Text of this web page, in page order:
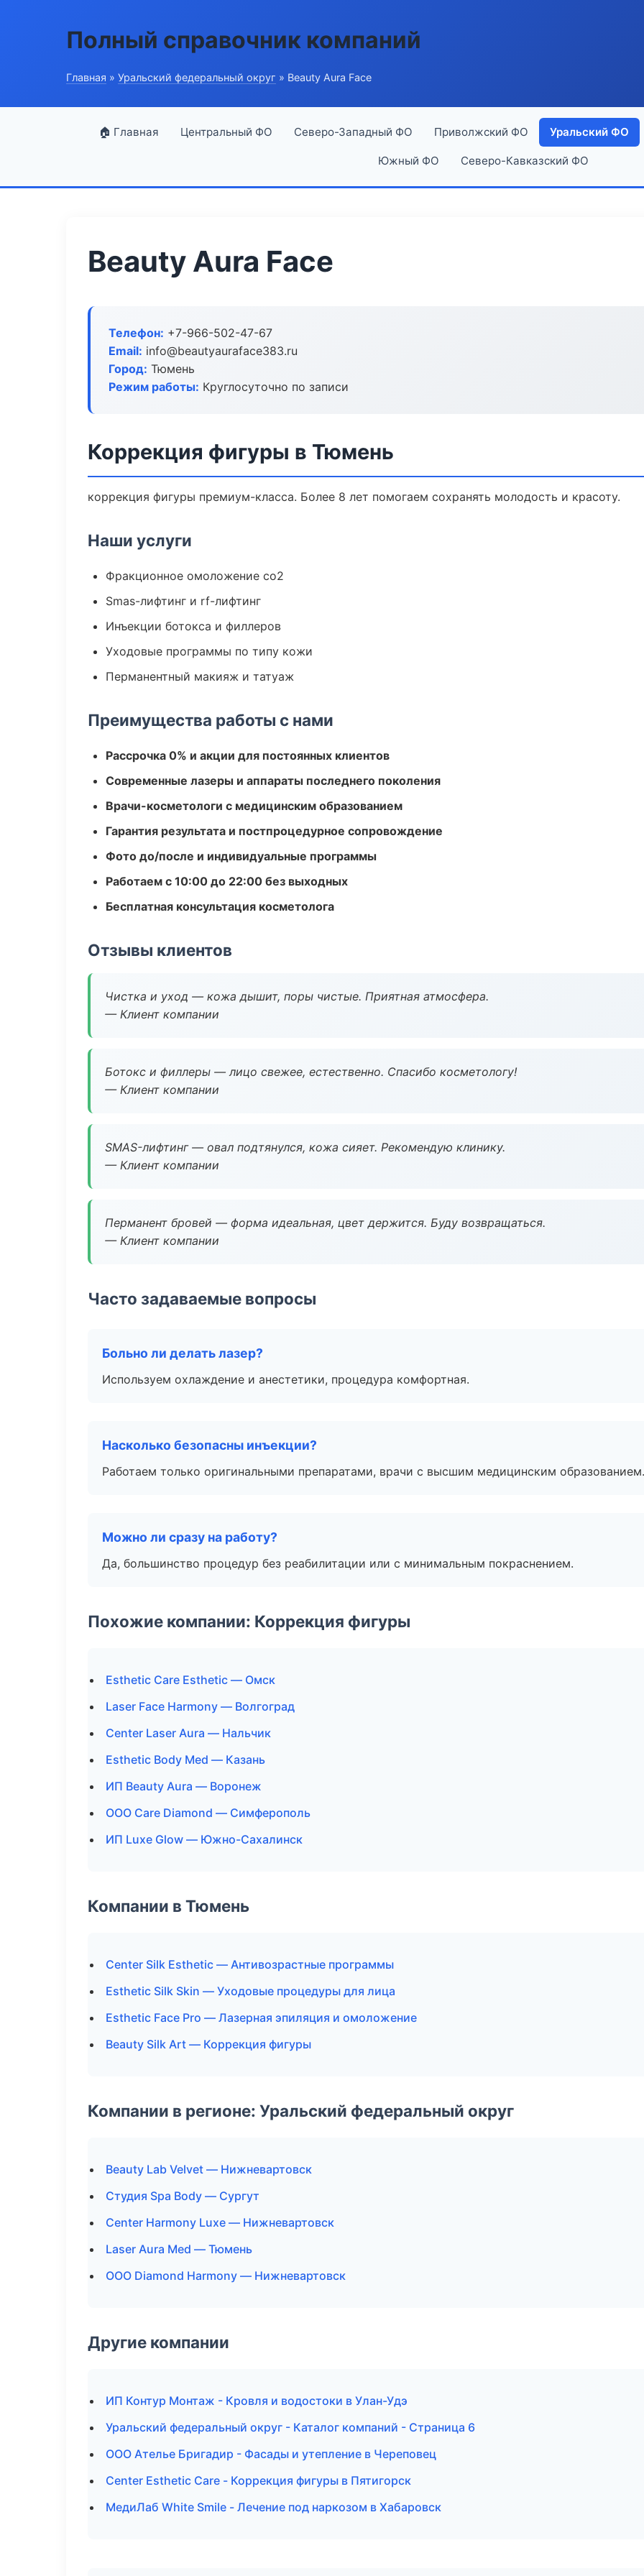
Полный справочник компаний
Главная » Уральский федеральный округ » Beauty Aura Face
🏠 Главная Центральный ФО Северо-Западный ФО Приволжский ФО Уральский ФО
Южный ФО Северо-Кавказский ФО
Beauty Aura Face
Телефон: +7-966-502-47-67
Email: info@beautyauraface383.ru
Город: Тюмень
Режим работы: Круглосуточно по записи
Коррекция фигуры в Тюмень
коррекция фигуры премиум-класса. Более 8 лет помогаем сохранять молодость и красоту.
Наши услуги
Фракционное омоложение co2
Smas-лифтинг и rf-лифтинг
Инъекции ботокса и филлеров
Уходовые программы по типу кожи
Перманентный макияж и татуаж
Преимущества работы с нами
Рассрочка 0% и акции для постоянных клиентов
Современные лазеры и аппараты последнего поколения
Врачи-косметологи с медицинским образованием
Гарантия результата и постпроцедурное сопровождение
Фото до/после и индивидуальные программы
Работаем с 10:00 до 22:00 без выходных
Бесплатная консультация косметолога
Отзывы клиентов
Чистка и уход — кожа дышит, поры чистые. Приятная атмосфера.
— Клиент компании
Ботокс и филлеры — лицо свежее, естественно. Спасибо косметологу!
— Клиент компании
SMAS-лифтинг — овал подтянулся, кожа сияет. Рекомендую клинику.
— Клиент компании
Перманент бровей — форма идеальная, цвет держится. Буду возвращаться.
— Клиент компании
Часто задаваемые вопросы
Больно ли делать лазер?
Используем охлаждение и анестетики, процедура комфортная.
Насколько безопасны инъекции?
Работаем только оригинальными препаратами, врачи с высшим медицинским образованием.
Можно ли сразу на работу?
Да, большинство процедур без реабилитации или с минимальным покраснением.
Похожие компании: Коррекция фигуры
Esthetic Care Esthetic — Омск
Laser Face Harmony — Волгоград
Center Laser Aura — Нальчик
Esthetic Body Med — Казань
ИП Beauty Aura — Воронеж
ООО Care Diamond — Симферополь
ИП Luxe Glow — Южно-Сахалинск
Компании в Тюмень
Center Silk Esthetic — Антивозрастные программы
Esthetic Silk Skin — Уходовые процедуры для лица
Esthetic Face Pro — Лазерная эпиляция и омоложение
Beauty Silk Art — Коррекция фигуры
Компании в регионе: Уральский федеральный округ
Beauty Lab Velvet — Нижневартовск
Студия Spa Body — Сургут
Center Harmony Luxe — Нижневартовск
Laser Aura Med — Тюмень
ООО Diamond Harmony — Нижневартовск
Другие компании
ИП Контур Монтаж - Кровля и водостоки в Улан-Удэ
Уральский федеральный округ - Каталог компаний - Страница 6
ООО Ателье Бригадир - Фасады и утепление в Череповец
Center Esthetic Care - Коррекция фигуры в Пятигорск
МедиЛаб White Smile - Лечение под наркозом в Хабаровск